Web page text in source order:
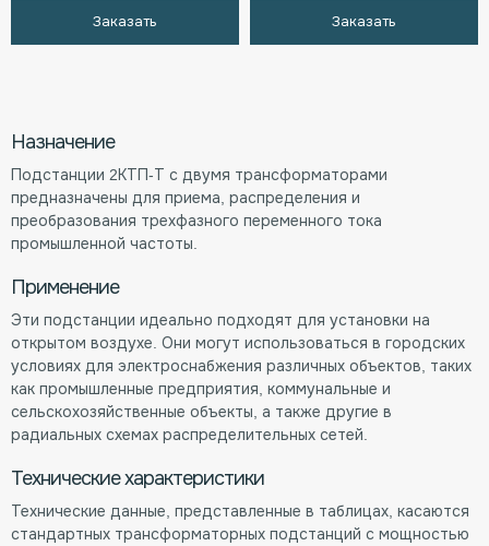
Заказать Заказать
Назначение
Подстанции 2КТП-Т с двумя трансформаторами
предназначены для приема, распределения и
преобразования трехфазного переменного тока
промышленной частоты.
Применение
Эти подстанции идеально подходят для установки на
открытом воздухе. Они могут использоваться в городских
условиях для электроснабжения различных объектов, таких
как промышленные предприятия, коммунальные и
сельскохозяйственные объекты, а также другие в
радиальных схемах распределительных сетей.
Технические характеристики
Технические данные, представленные в таблицах, касаются
стандартных трансформаторных подстанций с мощностью